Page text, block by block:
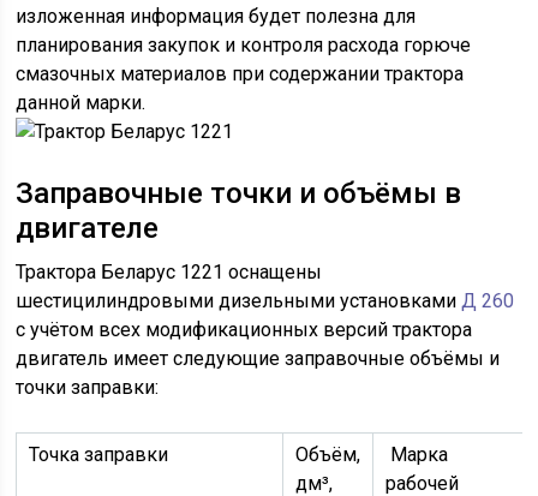
изложенная информация будет полезна для
планирования закупок и контроля расхода горюче
смазочных материалов при содержании трактора
данной марки.
Заправочные точки и объёмы в
двигателе
Трактора Беларус 1221 оснащены
шестицилиндровыми дизельными установкамиД 260
с учётом всех модификационных версий трактора
двигатель имеет следующие заправочные объёмы и
точки заправки:
Точка заправки
Объём,
дм³,
Марка
рабочей